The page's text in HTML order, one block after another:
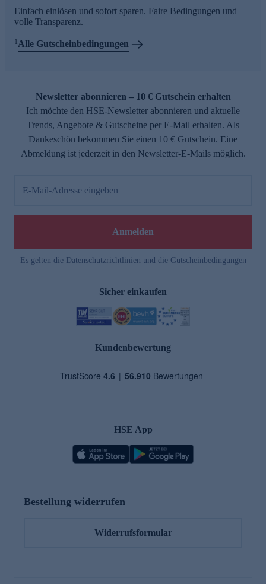
Einfach einlösen und sofort sparen. Faire Bedingungen und
volle Transparenz.
1Alle Gutscheinbedingungen
Newsletter abonnieren – 10 € Gutschein erhalten
Ich möchte den HSE-Newsletter abonnieren und aktuelle
Trends, Angebote & Gutscheine per E-Mail erhalten. Als
Dankeschön bekommen Sie einen 10 € Gutschein. Eine
Abmeldung ist jederzeit in den Newsletter-E-Mails möglich.
E-Mail-Adresse eingeben
Anmelden
Es gelten die Datenschutzrichtlinien und die Gutscheinbedingungen
Sicher einkaufen
Kundenbewertung
HSE App
Bestellung widerrufen
Widerrufsformular